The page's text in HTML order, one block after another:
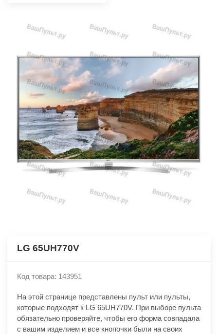
LG 65UH770V
Код товара: 143951
На этой странице представлены пульт или пульты,
которые подходят к LG 65UH770V. При выборе пульта
обязательно проверяйте, чтобы его форма совпадала
с вашим изделием и все кнопочки были на своих